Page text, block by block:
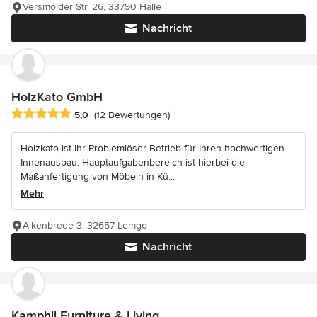
Nachricht
Versmolder Str. 26, 33790 Halle
HolzKato GmbH
Durchschnittliche Bewertung: 5 von 5 Sternen
5,0 (12 Bewertungen)
Holzkato ist Ihr Problemlöser-Betrieb für Ihren hochwertigen
Innenausbau. Hauptaufgabenbereich ist hierbei die
Maßanfertigung von Möbeln in Kü...
Mehr
Nachricht
Alkenbrede 3, 32657 Lemgo